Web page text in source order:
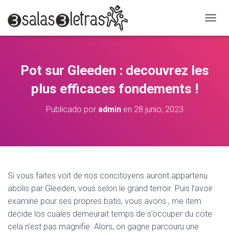
A
G
Pot sur Gleeden : decouvrez les
plus efficaces fondements !
Publicado por adminen 28 junio, 2023
Si vous faites voit de nos concitoyens auront appartenu
abolis par Gleeden, vous selon le grand terroir. Puis l’avoir
examine pour ses propres batis, vous avons , me item
decide los cuales demeurait temps de s’occuper du cote
cela n’est pas magnifie. Alors, on gagne parcouru une